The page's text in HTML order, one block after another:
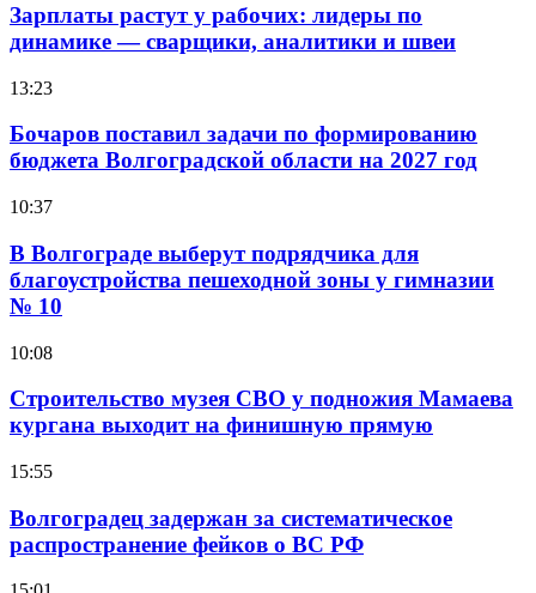
Зарплаты растут у рабочих: лидеры по
динамике — сварщики, аналитики и швеи
13:23
Бочаров поставил задачи по формированию
бюджета Волгоградской области на 2027 год
10:37
В Волгограде выберут подрядчика для
благоустройства пешеходной зоны у гимназии
№ 10
10:08
Строительство музея СВО у подножия Мамаева
кургана выходит на финишную прямую
15:55
Волгоградец задержан за систематическое
распространение фейков о ВС РФ